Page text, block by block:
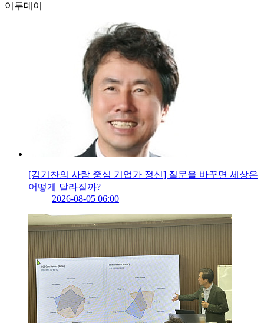
이투데이
[김기찬의 사람 중심 기업가 정신] 질문을 바꾸면 세상은
어떻게 달라질까?
2026-08-05 06:00